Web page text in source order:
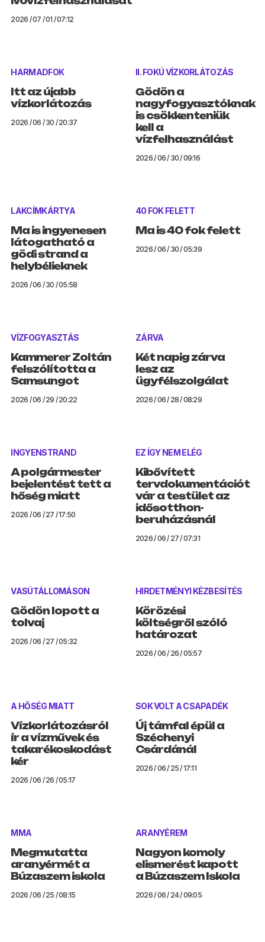
2026 / 07 / 01 / 07:12
HARMADFOK
Itt az újabb
vízkorlátozás
2026 / 06 / 30 / 20:37
II. FOKÚ VÍZKORLÁTOZÁS
Gödön a
nagyfogyasztóknak
is csökkenteniük
kell a
vízfelhasználást
2026 / 06 / 30 / 09:16
LAKCÍMKÁRTYA
Ma is ingyenesen
látogatható a
gödi strand a
helybélieknek
2026 / 06 / 30 / 05:58
40 FOK FELETT
Ma is 40 fok felett
2026 / 06 / 30 / 05:39
VÍZFOGYASZTÁS
Kammerer Zoltán
felszólította a
Samsungot
2026 / 06 / 29 / 20:22
ZÁRVA
Két napig zárva
lesz az
ügyfélszolgálat
2026 / 06 / 28 / 08:29
INGYENSTRAND
A polgármester
bejelentést tett a
hőség miatt
2026 / 06 / 27 / 17:50
EZ ÍGY NEM ELÉG
Kibővített
tervdokumentációt
vár a testület az
idősotthon-
beruházásnál
2026 / 06 / 27 / 07:31
VASÚTÁLLOMÁSON
Gödön lopott a
tolvaj
2026 / 06 / 27 / 05:32
HIRDETMÉNYI KÉZBESÍTÉS
Körözési
költségről szóló
határozat
2026 / 06 / 26 / 05:57
A HŐSÉG MIATT
Vízkorlátozásról
ír a vízművek és
takarékoskodást
kér
2026 / 06 / 26 / 05:17
SOK VOLT A CSAPADÉK
Új támfal épül a
Széchenyi
Csárdánál
2026 / 06 / 25 / 17:11
MMA
Megmutatta
aranyérmét a
Búzaszem iskola
2026 / 06 / 25 / 08:15
ARANYÉREM
Nagyon komoly
elismerést kapott
a Búzaszem Iskola
2026 / 06 / 24 / 09:05